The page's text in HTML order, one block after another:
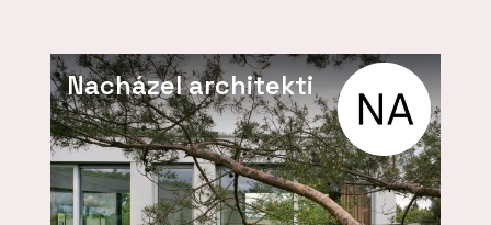
Nacházel architekti